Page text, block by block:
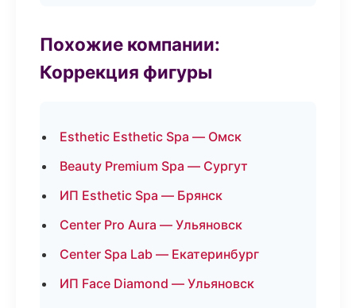
Похожие компании:
Коррекция фигуры
Esthetic Esthetic Spa — Омск
Beauty Premium Spa — Сургут
ИП Esthetic Spa — Брянск
Center Pro Aura — Ульяновск
Center Spa Lab — Екатеринбург
ИП Face Diamond — Ульяновск